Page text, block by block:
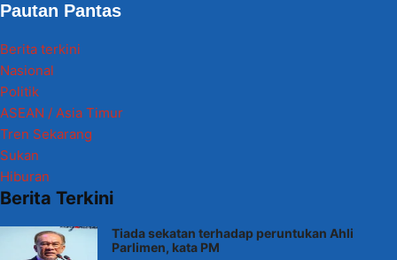
Pautan Pantas
Berita terkini
Nasional
Politik
ASEAN / Asia Timur
Tren Sekarang
Sukan
Hiburan
Berita Terkini
Tiada sekatan terhadap peruntukan Ahli
Parlimen, kata PM